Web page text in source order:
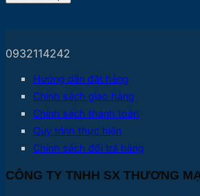
0932114242
Hướng dẫn đặt hàng
Chính sách giao hàng
Chính sách thanh toán
Quy trình thực hiện
Chính sách đổi trả hàng
CÔNG TY TNHH SX THƯƠNG